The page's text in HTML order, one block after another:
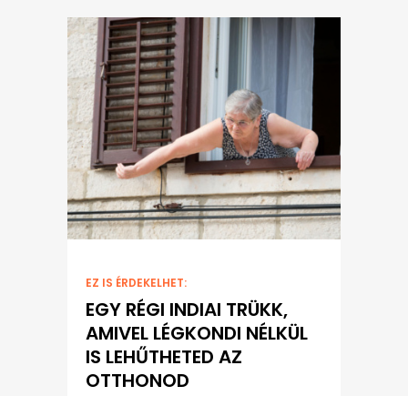
EZ IS ÉRDEKELHET:
EGY RÉGI INDIAI TRÜKK,
AMIVEL LÉGKONDI NÉLKÜL
IS LEHŰTHETED AZ
OTTHONOD